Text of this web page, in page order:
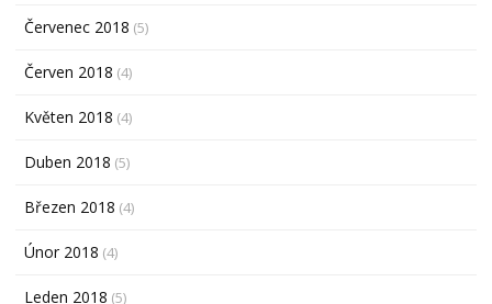
Červenec 2018 (5)
Červen 2018 (4)
Květen 2018 (4)
Duben 2018 (5)
Březen 2018 (4)
Únor 2018 (4)
Leden 2018 (5)